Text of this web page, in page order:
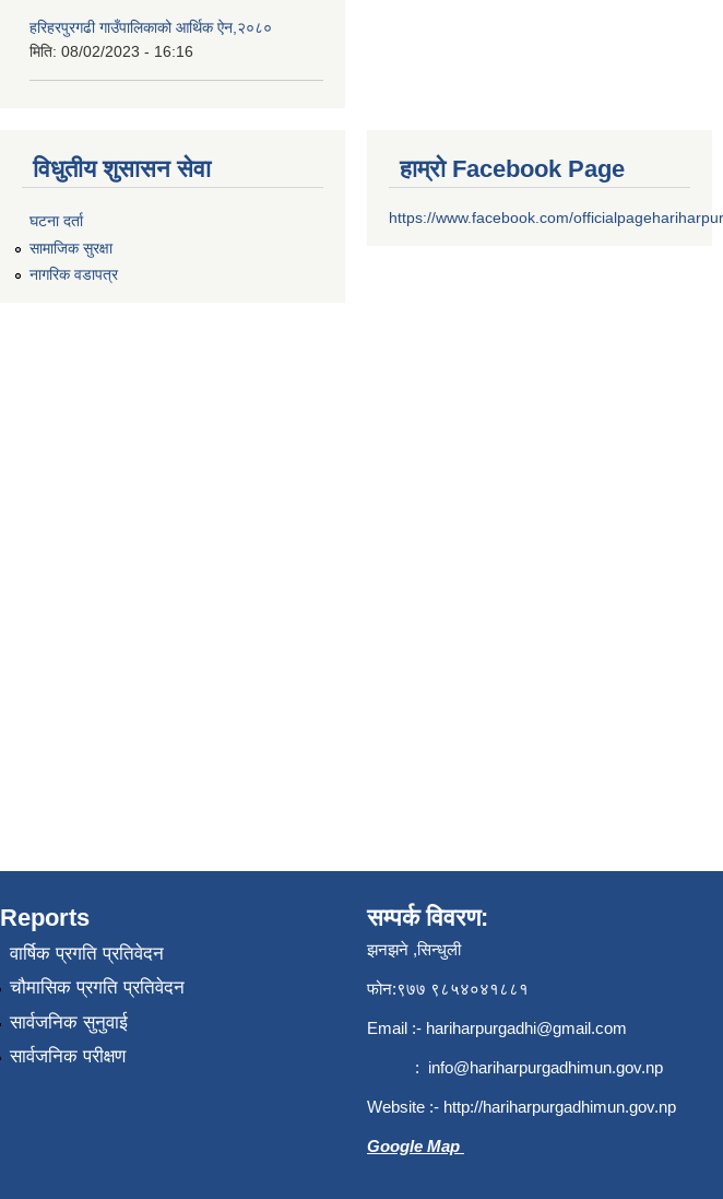
हरिहरपुरगढी गाउँपालिकाको आर्थिक ऐन,२०८०
मिति: 08/02/2023 - 16:16
विधुतीय शुसासन सेवा
घटना दर्ता
सामाजिक सुरक्षा
नागरिक वडापत्र
हाम्रो Facebook Page
https://www.facebook.com/
Reports
वार्षिक प्रगति प्रतिवेदन
चौमासिक प्रगति प्रतिवेदन
सार्वजनिक सुनुवाई
सार्वजनिक परीक्षण
सम्पर्क विवरण:
झनझने ,सिन्धुली
फोन:९७७ ९८५४०४१८८१
Email :- hariharpurgadhi@gmail.com
: info@hariharpurgadhimun.gov.np
Website :- http://hariharpurgadhimun.gov.np
Google Map